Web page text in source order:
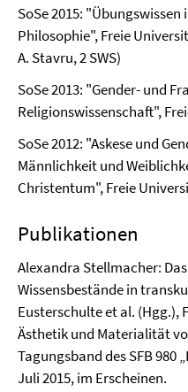
SoSe 2015:
Philosophie", Freie
A. Stavru, 2 SWS)
SoSe 2013: "Gender- und
Religionswissenschaft",
SoSe 2012: "Askese und
Männlichkeit und
Christentum", Freie
Publikationen
Alexandra Stellmacher:
Wissensbestände in
Eusterschulte et al. (Hgg.),
Ästhetik und Materialität
Tagungsband des SFB 980
Juli 2015, im Erscheinen.